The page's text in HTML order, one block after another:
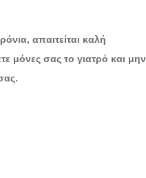
απαιτείται καλή
μόνες σας το γιατρό και μην